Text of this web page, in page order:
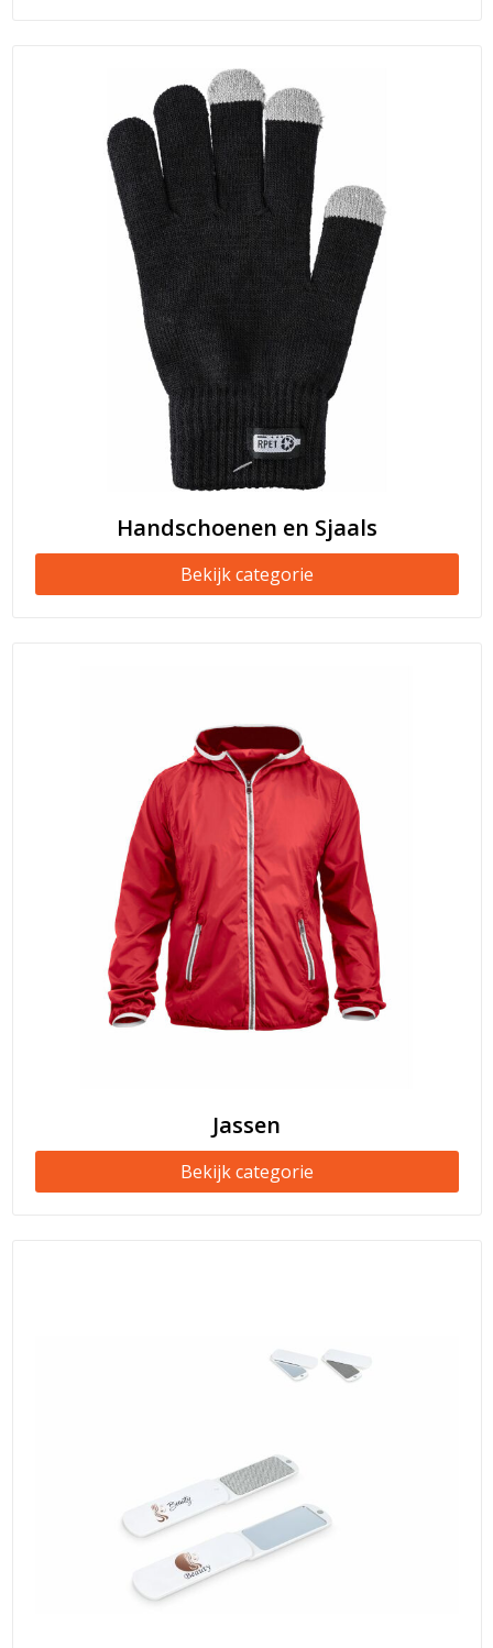
Handschoenen en Sjaals
Bekijk categorie
Jassen
Bekijk categorie